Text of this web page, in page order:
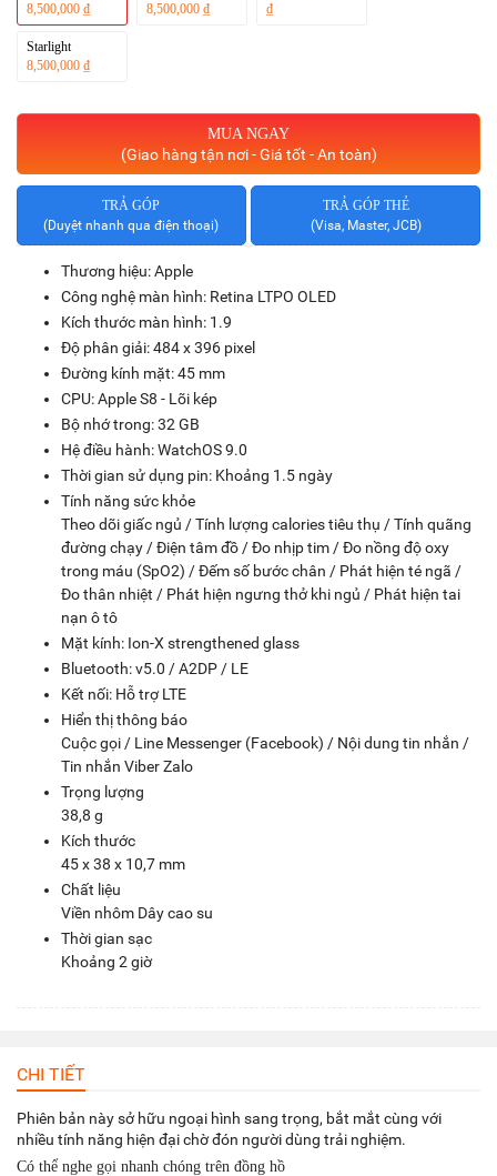
8,500,000 ₫
8,500,000 ₫
₫
Starlight
8,500,000 ₫
MUA NGAY
(Giao hàng tận nơi - Giá tốt - An toàn)
TRẢ GÓP
(Duyệt nhanh qua điện thoại)
TRẢ GÓP THẺ
(Visa, Master, JCB)
Thương hiệu: Apple
Công nghệ màn hình: Retina LTPO OLED
Kích thước màn hình: 1.9
Độ phân giải: 484 x 396 pixel
Đường kính mặt: 45 mm
CPU: Apple S8 - Lõi kép
Bộ nhớ trong: 32 GB
Hệ điều hành: WatchOS 9.0
Thời gian sử dụng pin: Khoảng 1.5 ngày
Tính năng sức khỏe
Theo dõi giấc ngủ / Tính lượng calories tiêu thụ / Tính quãng
đường chạy / Điện tâm đồ / Đo nhịp tim / Đo nồng độ oxy
trong máu (SpO2) / Đếm số bước chân / Phát hiện té ngã /
Đo thân nhiệt / Phát hiện ngưng thở khi ngủ / Phát hiện tai
nạn ô tô
Mặt kính: Ion-X strengthened glass
Bluetooth: v5.0 / A2DP / LE
Kết nối: Hỗ trợ LTE
Hiển thị thông báo
Cuộc gọi / Line Messenger (Facebook) / Nội dung tin nhắn /
Tin nhắn Viber Zalo
Trọng lượng
38,8 g
Kích thước
45 x 38 x 10,7 mm
Chất liệu
Viền nhôm Dây cao su
Thời gian sạc
Khoảng 2 giờ
CHI TIẾT
Phiên bản này sở hữu ngoại hình sang trọng, bắt mắt cùng với
nhiều tính năng hiện đại chờ đón người dùng trải nghiệm.
Có thể nghe gọi nhanh chóng trên đồng hồ